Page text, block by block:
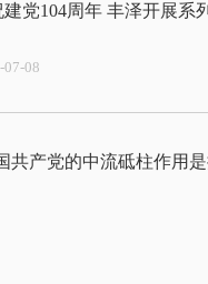
07-08
共产党的中流砥柱作用